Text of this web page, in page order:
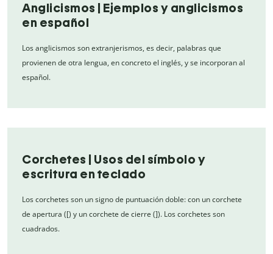
Anglicismos | Ejemplos y anglicismos
en español
Los anglicismos son extranjerismos, es decir, palabras que
provienen de otra lengua, en concreto el inglés, y se incorporan al
español.
Corchetes | Usos del símbolo y
escritura en teclado
Los corchetes son un signo de puntuación doble: con un corchete
de apertura ([) y un corchete de cierre (]). Los corchetes son
cuadrados.